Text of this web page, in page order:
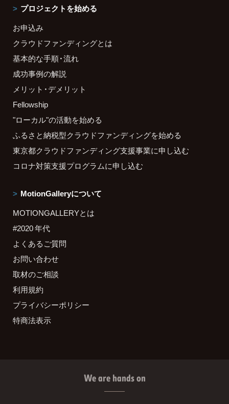
プロジェクトを始める
お申込み
クラウドファンディングとは
基本的な手順・流れ
成功事例の解説
メリット・デメリット
Fellowship
"ローカル"の活動を始める
ふるさと納税型クラウドファンディングを始める
東京都クラウドファンディング支援事業に申し込む
コロナ対策支援プログラムに申し込む
MotionGalleryについて
MOTIONGALLERYとは
#2020 年代
よくあるご質問
お問い合わせ
取材のご相談
利用規約
プライバシーポリシー
特商法表示
We are hands on